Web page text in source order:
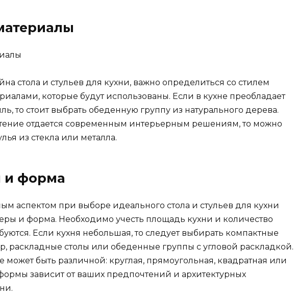
стола и стульев для кухни, важно определиться со стилем
которые будут использованы. Если в кухне преобладает
то стоит выбрать обеденную группу из натурального дерева.
отдается современным интерьерным решениям, то можно
из стекла или металла.
и форма
аспектом при выборе идеального стола и стульев для кухни
и форма. Необходимо учесть площадь кухни и количество
Если кухня небольшая, то следует выбирать компактные
раскладные столы или обеденные группы с угловой раскладкой.
может быть различной: круглая, прямоугольная, квадратная или
зависит от ваших предпочтений и архитектурных